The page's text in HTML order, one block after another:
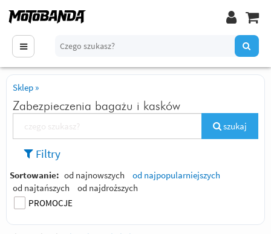
Sklep »
Zabezpieczenia bagażu i kasków
szukaj
Filtry
Sortowanie: od najnowszych
od najpopularniejszych
od najtańszych
od najdroższych
PROMOCJE